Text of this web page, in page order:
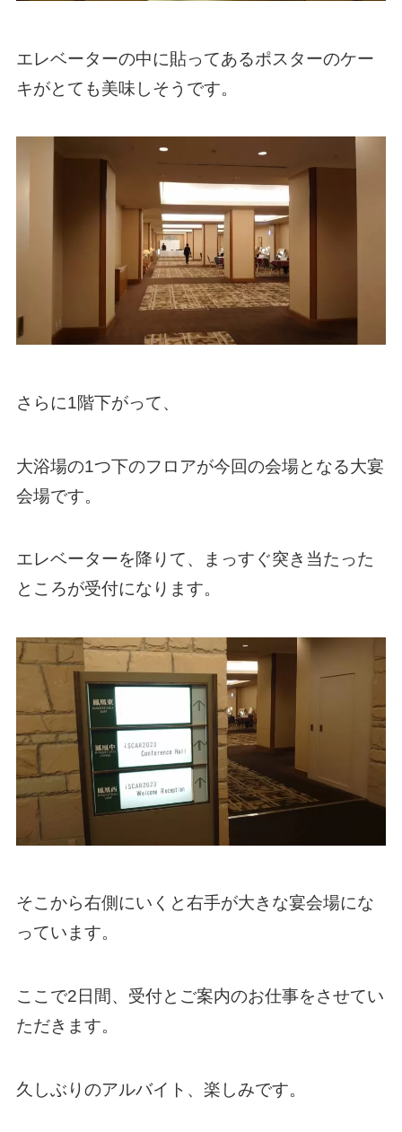
エレベーターの中に貼ってあるポスターのケー
キがとても美味しそうです。
さらに1階下がって、
大浴場の1つ下のフロアが今回の会場となる大宴
会場です。
エレベーターを降りて、まっすぐ突き当たった
ところが受付になります。
そこから右側にいくと右手が大きな宴会場にな
っています。
ここで2日間、受付とご案内のお仕事をさせてい
ただきます。
久しぶりのアルバイト、楽しみです。